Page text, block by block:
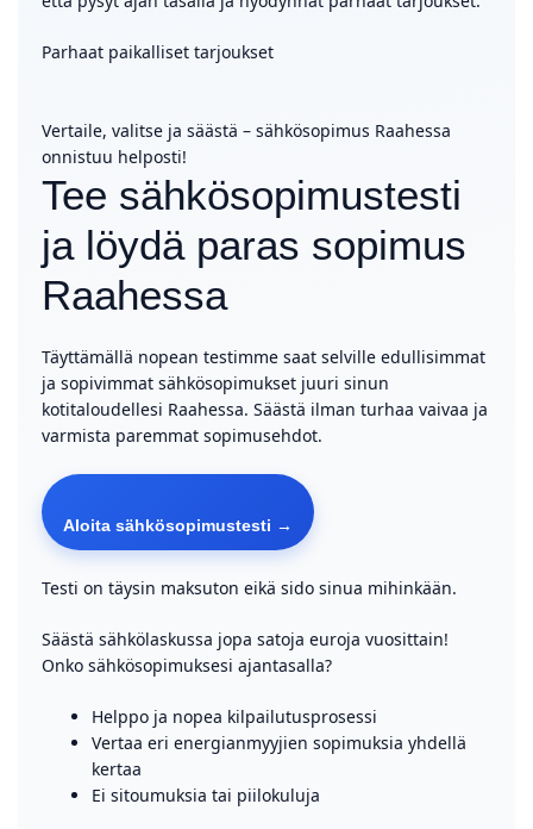
Parhaat paikalliset tarjoukset
Vertaile, valitse ja säästä – sähkösopimus Raahessa
onnistuu helposti!
Tee sähkösopimustesti
ja löydä paras sopimus
Raahessa
Täyttämällä nopean testimme saat selville edullisimmat
ja sopivimmat sähkösopimukset juuri sinun
kotitaloudellesi Raahessa. Säästä ilman turhaa vaivaa ja
varmista paremmat sopimusehdot.
Aloita sähkösopimustesti →
Testi on täysin maksuton eikä sido sinua mihinkään.
Säästä sähkölaskussa jopa satoja euroja vuosittain!
Onko sähkösopimuksesi ajantasalla?
Helppo ja nopea kilpailutusprosessi
Vertaa eri energianmyyjien sopimuksia yhdellä
kertaa
Ei sitoumuksia tai piilokuluja